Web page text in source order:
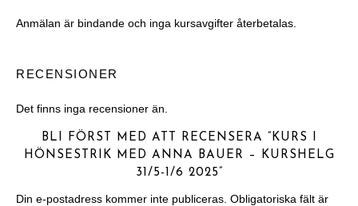
Anmälan är bindande och inga kursavgifter återbetalas.
RECENSIONER
Det finns inga recensioner än.
BLI FÖRST MED ATT RECENSERA ”KURS I
HÖNSESTRIK MED ANNA BAUER – KURSHELG
31/5-1/6 2025”
Din e-postadress kommer inte publiceras. Obligatoriska fält är